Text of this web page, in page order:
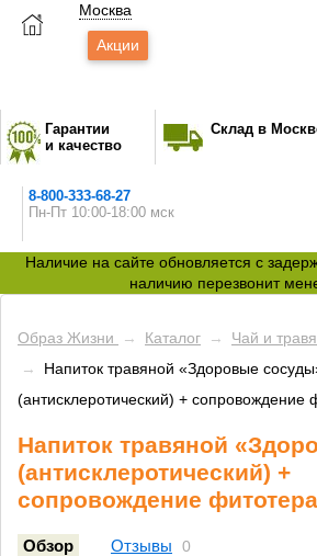
Москва
Акции
Гарантии
и качество
Склад в
8-800-333-68-27
Пн-Пт 10:00-18:00 мск
Наличие на сайте обновляется с
наличию перезвонит
Образ Жизни → Каталог →
Чай и
→
Напиток травяной «Здоровые
(антисклеротический) + сопровождение
Напиток травяной
(антисклеротический) +
сопровождение
Обзор Отзывы 0